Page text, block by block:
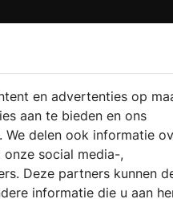
en advertenties op
aan te bieden en ons
We delen ook informatie
social media-,
Deze partners kunnen
informatie die u aan